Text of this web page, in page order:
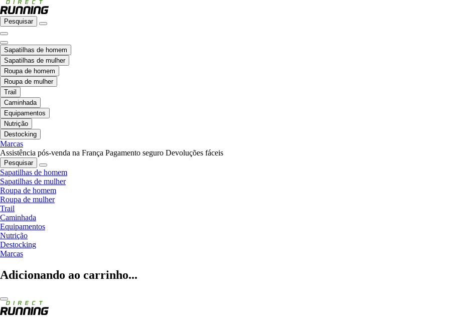
Pesquisar
Sapatilhas de homem
Sapatilhas de mulher
Roupa de homem
Roupa de mulher
Trail
Caminhada
Equipamentos
Nutrição
Destocking
Marcas
Assistência pós-venda na França Pagamento seguro Devoluções fáceis
Pesquisar
Sapatilhas de homem
Sapatilhas de mulher
Roupa de homem
Roupa de mulher
Trail
Caminhada
Equipamentos
Nutrição
Destocking
Marcas
Adicionando ao carrinho...